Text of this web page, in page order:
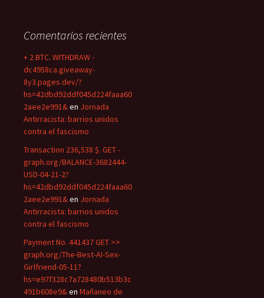
Comentarios recientes
+ 2 BTC. WITHDRAW -
dc4958ca.giveaway-
8y3.pages.dev/?
hs=42dbd92ddf045d224faaa60
2aee2e991&en Jornada
Antirracista: barrios unidos
contra el fascismo
Transaction 236,538 $. GET -
graph.org/BALANCE-3682444-
USD-04-21-2?
hs=42dbd92ddf045d224faaa60
2aee2e991&en Jornada
Antirracista: barrios unidos
contra el fascismo
Payment No. 441437 GET >>
graph.org/The-Best-AI-Sex-
Girlfriend-05-11?
hs=e97f328c7a728480b513b3c
491b608e9&en Mañaneo de